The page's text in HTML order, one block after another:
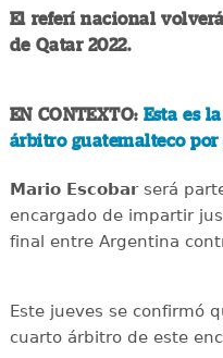
El referí nacional
de Qatar 2022.
EN CONTEXTO: Esta es
árbitro guatemalteco
Mario Escobarserá
encargado de impartir
final entre Argentina
Este jueves se confirmó
cuarto árbitro de este